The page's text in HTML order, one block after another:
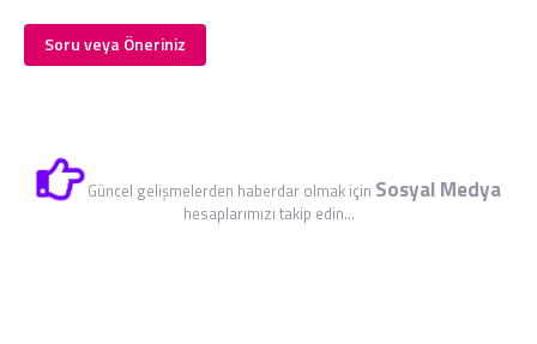
Güncel gelişmelerden haberdar olmak için Sosyal Medya
hesaplarımızı takip edin...